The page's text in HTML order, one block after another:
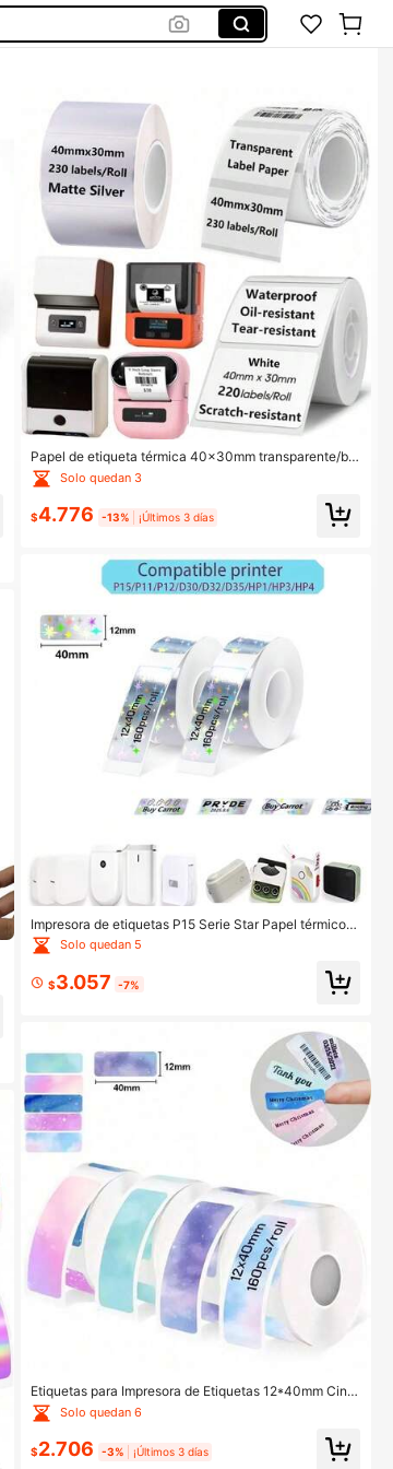
Papel de etiqueta térmica 40x30mm transparente/bla
nco/plateado autoadhesivo compatible con M110/M2
20/P1/P50
Solo quedan 3
$4.776 -13% ¡Últimos 3 días
Impresora de etiquetas P15 Serie Star Papel térmico a
utoadhesivo 12*40mm Etiquetas adhesivas compatibl
es con impresoras de etiquetas D30 P15 P12 P11 Q2
Solo quedan 5
$3.057 -7%
Etiquetas para Impresora de Etiquetas 12*40mm Cinta
de Etiquetas Serie Cielo Estrellado Papel de Impresión
Térmica 160 Hojas/Rollo Compatible con M110/220/D
30 Marklife P12P11 Etiquetadora
Solo quedan 6
$2.706 -3% ¡Últimos 3 días